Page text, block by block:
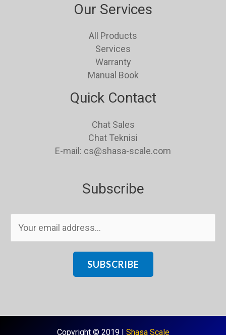
Our Services
All Products
Services
Warranty
Manual Book
Quick Contact
Chat Sales
Chat Teknisi
E-mail: cs@shasa-scale.com
Subscribe
SUBSCRIBE
Copyright © 2019 | Shasa Scale